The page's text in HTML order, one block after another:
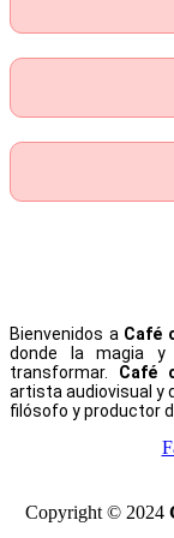
Bienvenidos a Café
donde la magia
transformar. Café
artista audiovisual y
filósofo y productor
Copyright © 2024